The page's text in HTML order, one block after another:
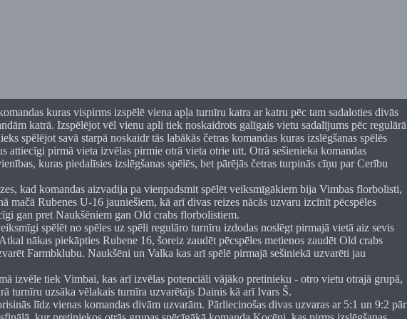
kuras vispirms izspēlē viena apļa turnīru katra ar katru pēc tam sadaloties divās
katrā. Izspēlējot vēl vienu apli tiek noskaidrots galīgais vietu sadalījums pēc regulārā
spēlējot savā starpā noskaidr tās labākās četras komandas kuras izslēgšanas spēlēs
attiecīgi pirmā vieta izvēlas pirmie otrā vieta otrie utt. Otrā sešienieka komandas
kuras piedalīsies izslēgšanas spēlēs, bet pārējās četras turpinās cīņu par Cerību
kad komandas aizvadija pa vienpadsmit spēlēt veiksmīgākiem bija Vimbas florbolisti,
mačā Rubenes U-16 jauniešiem, kā arī divas reizes nācās uzvaru izcīnīt pēcspēles
gan pret Naukšēniem gan Old crabs florbolistiem.
spēlēt no spēles uz spēli regulāro turnīru izdodas noslēgt pirmajā vietā aiz sevis
nākas piekāpties Rubene 16, šoreiz zaudēt pēcspēles metienos zaudēt Old crabs
Farmbklubu. Naukšēni un Valka kas arī spēlē pirmajā sešiniekā uzvarēti jau
izvēle tiek Vimbai, kas arī izvēlas potenciāli vājāko pretinieku - otro vietu otrajā grupā,
turnīru uzsāka vēlakais turnīra uzvarētājs Dainis kā arī Ivars Š.
līdz vienas komandas divām uzvarām. Pārliecinošas divas uzvaras ar 5:1 un 9:2 pār